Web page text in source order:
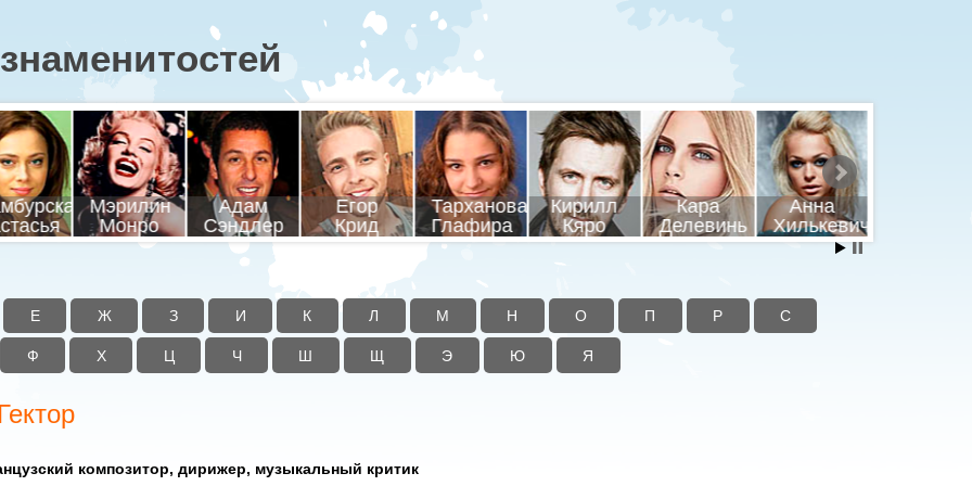
Мэрилин
Монро
Адам
Сэндлер
Егор
Крид
Тарханова
Глафира
Кирилл
Кяро
Кара
Делевинь
Анна
Хилькевич
Е Ж З И К Л М Н О П Р С
Ф Х Ц Ч Ш Щ Э Ю Я
композитор, дирижер, музыкальный критик